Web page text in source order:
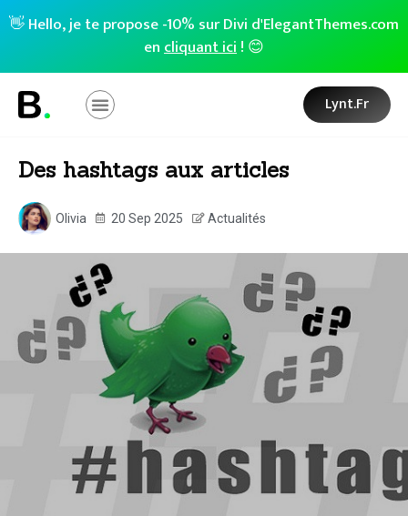
👋 Hello, je te propose -10% sur Divi d'ElegantThemes.com
encliquant ici! 😊
Lynt.fr
Des hashtags aux articles
Olivia 20 Sep 2025 Actualités